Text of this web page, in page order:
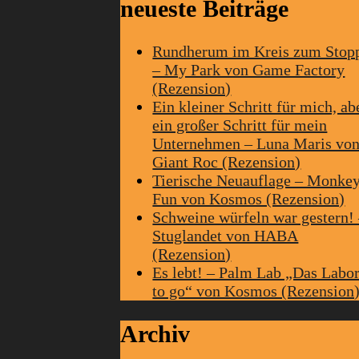
neueste Beiträge
Rundherum im Kreis zum
– My Park von Game Factory
(Rezension)
Ein kleiner Schritt für mich,
ein großer Schritt für mein
Unternehmen – Luna Maris von
Giant Roc (Rezension)
Tierische Neuauflage –
Fun von Kosmos (Rezension)
Schweine würfeln war gestern!
Stuglandet von HABA
(Rezension)
Es lebt! – Palm Lab „Das Labor
to go“ von Kosmos (Rezension)
Archiv